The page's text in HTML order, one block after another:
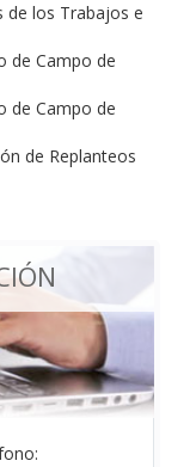
de los Trabajos e
de Campo de
de Campo de
de Replanteos